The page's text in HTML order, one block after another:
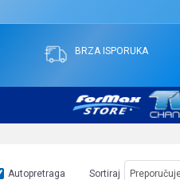
BRZA ISPORUKA
Autopretraga Sortiraj